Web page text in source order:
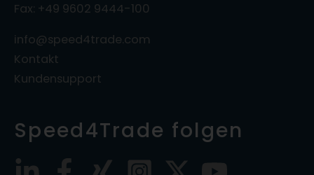
Fax: +49 9602 9444-100
info@speed4trade.com
Kontakt
Kundensupport
Speed4Trade folgen